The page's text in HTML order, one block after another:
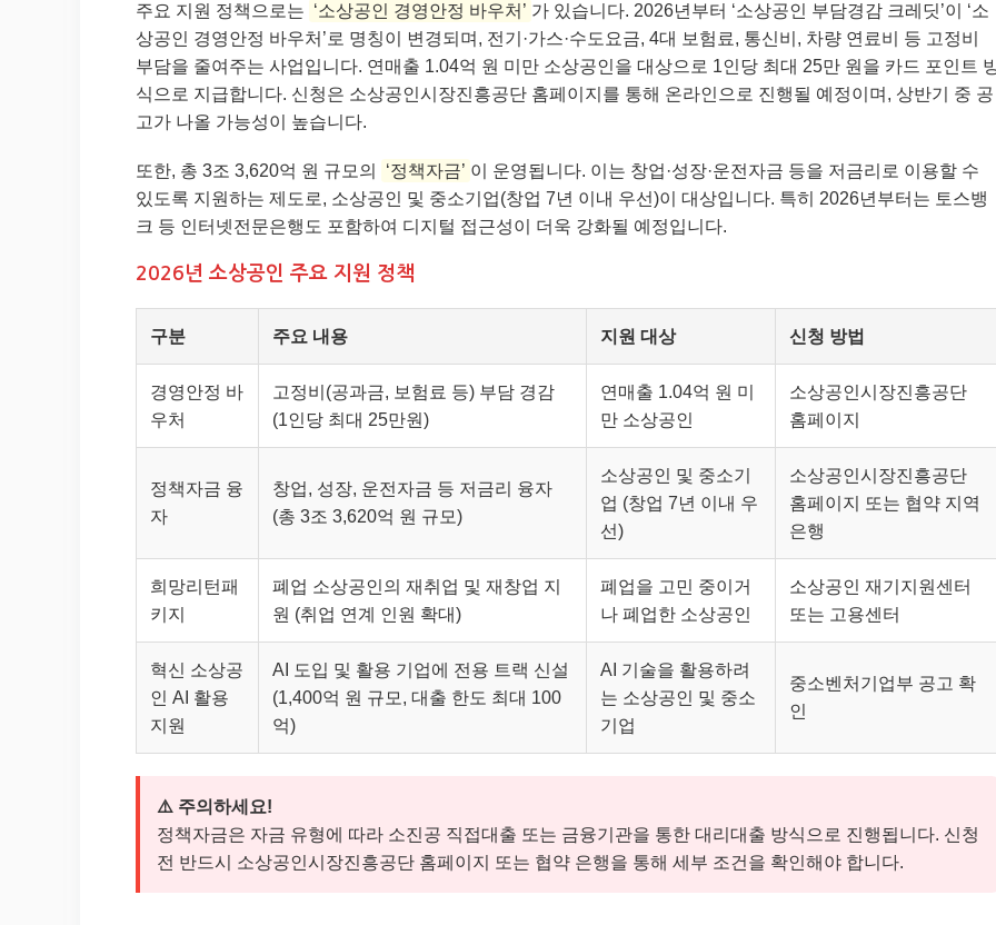
주요 지원 정책으로는 ‘소상공인 경영안정 바우처’ 가 있습니다. 2026년부터 ‘소상공인 부담경감 크레딧’이 ‘소
상공인 경영안정 바우처’로 명칭이 변경되며, 전기·가스·수도요금, 4대 보험료, 통신비, 차량 연료비 등 고정비
부담을 줄여주는 사업입니다. 연매출 1.04억 원 미만 소상공인을 대상으로 1인당 최대 25만 원을 카드 포인트
식으로 지급합니다. 신청은 소상공인시장진흥공단 홈페이지를 통해 온라인으로 진행될 예정이며, 상반기 중 공
고가 나올 가능성이 높습니다.
또한, 총 3조 3,620억 원 규모의 ‘정책자금’ 이 운영됩니다. 이는 창업·성장·운전자금 등을 저금리로 이용할 수
있도록 지원하는 제도로, 소상공인 및 중소기업(창업 7년 이내 우선)이 대상입니다. 특히 2026년부터는 토스뱅
크 등 인터넷전문은행도 포함하여 디지털 접근성이 더욱 강화될 예정입니다.
2026년 소상공인 주요 지원 정책
구분 주요 내용 지원 대상 신청 방법
경영안정 바
우처
고정비(공과금, 보험료 등) 부담 경감
(1인당 최대 25만원)
연매출 1.04억 원 미
만 소상공인
소상공인시장진흥공단
홈페이지
정책자금 융
자
창업, 성장, 운전자금 등 저금리 융자
(총 3조 3,620억 원 규모)
소상공인 및 중소기
업 (창업 7년 이내 우
선)
소상공인시장진흥공단
홈페이지 또는 협약 지역
은행
희망리턴패
키지
폐업 소상공인의 재취업 및 재창업 지
원 (취업 연계 인원 확대)
폐업을 고민 중이거
나 폐업한 소상공인
소상공인 재기지원센터
또는 고용센터
혁신 소상공
인 AI 활용
지원
AI 도입 및 활용 기업에 전용 트랙 신설
(1,400억 원 규모, 대출 한도 최대 100
억)
AI 기술을 활용하려
는 소상공인 및 중소
기업
중소벤처기업부 공고 확
인
⚠️ 주의하세요!
정책자금은 자금 유형에 따라 소진공 직접대출 또는 금융기관을 통한 대리대출 방식으로 진행됩니다. 신청
전 반드시 소상공인시장진흥공단 홈페이지 또는 협약 은행을 통해 세부 조건을 확인해야 합니다.